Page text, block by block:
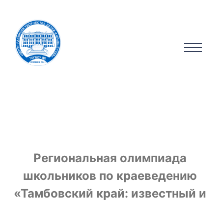
Региональная олимпиада
школьников по краеведению
«Тамбовский край: известный и